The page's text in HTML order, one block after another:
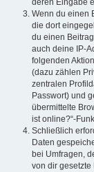
deren Eingabe
Wenn du einen
die dort
du einen
auch deine IP-
folgenden
(dazu zählen
zentralen
Passwort) und
übermittelte
ist online?“-
Schließlich
Daten
bei Umfragen,
von dir